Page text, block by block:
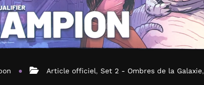
Article officiel, Set 2 - Ombres de la Galaxie,